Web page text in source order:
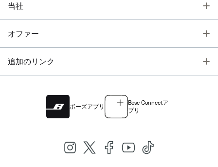
当社
オファー
追加のリンク
ボーズアプリ
Bose Connectア
プリ